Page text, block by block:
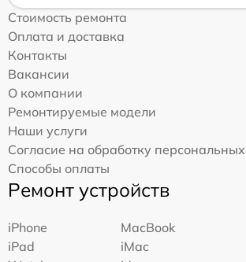
Стоимость ремонта
Оплата и доставка
Контакты
Вакансии
О компании
Ремонтируемые модели
Наши услуги
Согласие на обработку
Способы оплаты
Ремонт устройств
iPhone
MacBook
iPad
iMac